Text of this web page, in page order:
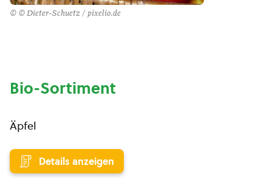
© © Dieter-Schuetz / pixelio.de
Bio-Sortiment
Äpfel
Details anzeigen